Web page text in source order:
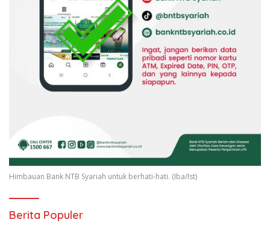
Himbauan Bank NTB Syariah untuk berhati-hati. (Iba/Ist)
Berita Populer